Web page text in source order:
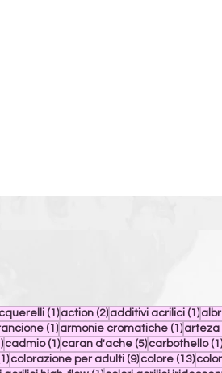
(1)1 post
action (2)2 post
additivi acrilici (1)1
(1)1 post
armonie cromatiche (1)1 post
arteza
1 post
cadmio (1)1 post
caran d'ache (5)5 post
carbothello (1)
1 post
colorazione per adulti (9)9 post
colore (13)13